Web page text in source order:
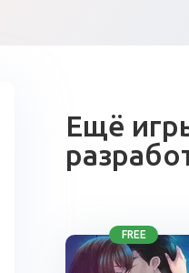
Ещё
FREE